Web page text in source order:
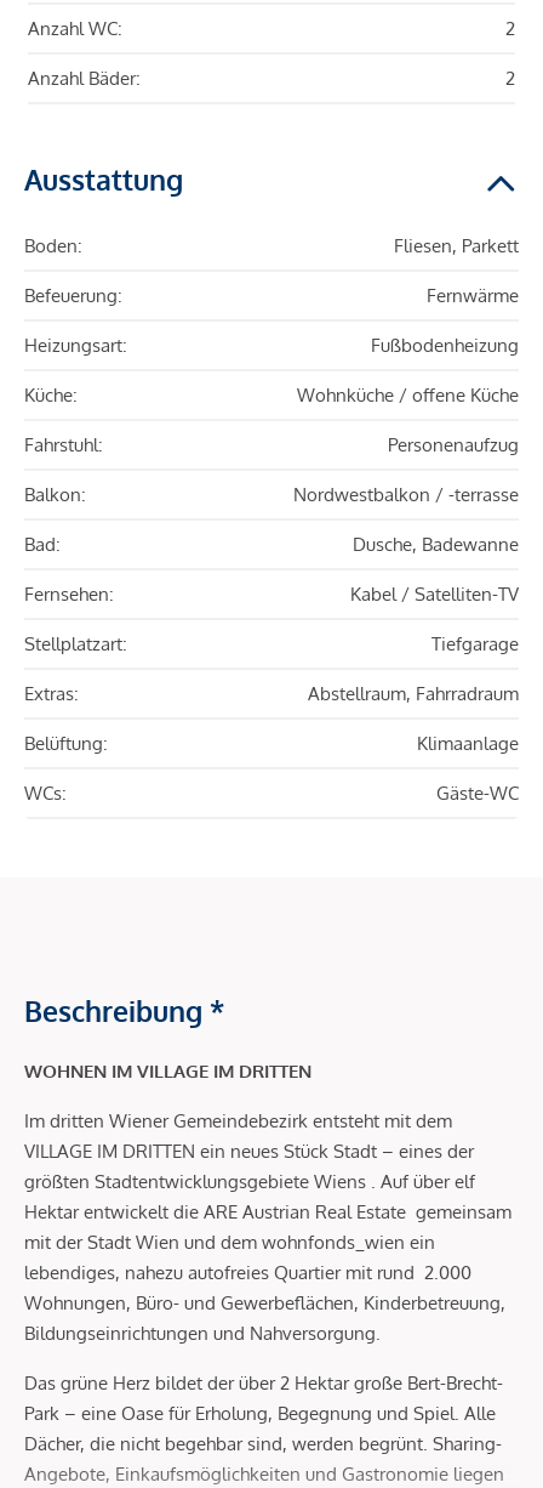
Anzahl WC: 2
Anzahl Bäder: 2
Ausstattung
Boden: Fliesen, Parkett
Befeuerung: Fernwärme
Heizungsart: Fußbodenheizung
Küche: Wohnküche / offene Küche
Fahrstuhl: Personenaufzug
Balkon: Nordwestbalkon / -terrasse
Bad: Dusche, Badewanne
Fernsehen: Kabel / Satelliten-TV
Stellplatzart: Tiefgarage
Extras: Abstellraum, Fahrradraum
Belüftung: Klimaanlage
WCs: Gäste-WC
Beschreibung *
WOHNEN IM VILLAGE IM DRITTEN
Im dritten Wiener Gemeindebezirk entsteht mit dem
VILLAGE IM DRITTEN ein neues Stück Stadt – eines der
größten Stadtentwicklungsgebiete Wiens . Auf über elf
Hektar entwickelt die ARE Austrian Real Estate gemeinsam
mit der Stadt Wien und dem wohnfonds_wien ein
lebendiges, nahezu autofreies Quartier mit rund 2.000
Wohnungen, Büro- und Gewerbeflächen, Kinderbetreuung,
Bildungseinrichtungen und Nahversorgung.
Das grüne Herz bildet der über 2 Hektar große Bert-Brecht-
Park – eine Oase für Erholung, Begegnung und Spiel. Alle
Dächer, die nicht begehbar sind, werden begrünt. Sharing-
Angebote, Einkaufsmöglichkeiten und Gastronomie liegen